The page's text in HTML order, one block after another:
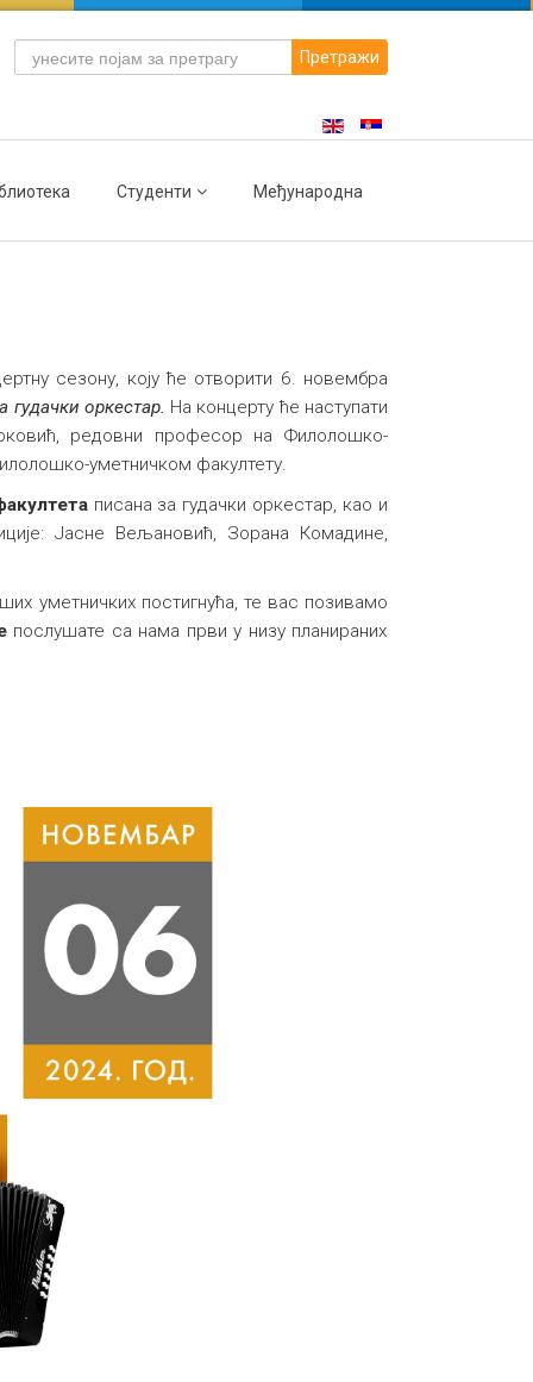
Претражи
Студенти Међународна
сезону, коју ће отворити 6. новембра
гудачки оркестар. На концерту ће наступати
редовни професор на Филолошко-
уметничком факултету.
писана за гудачки оркестар, као и
Јасне Вељановић, Зорана Комадине,
уметничких постигнућа, те вас позивамо
послушате са нама први у низу планираних